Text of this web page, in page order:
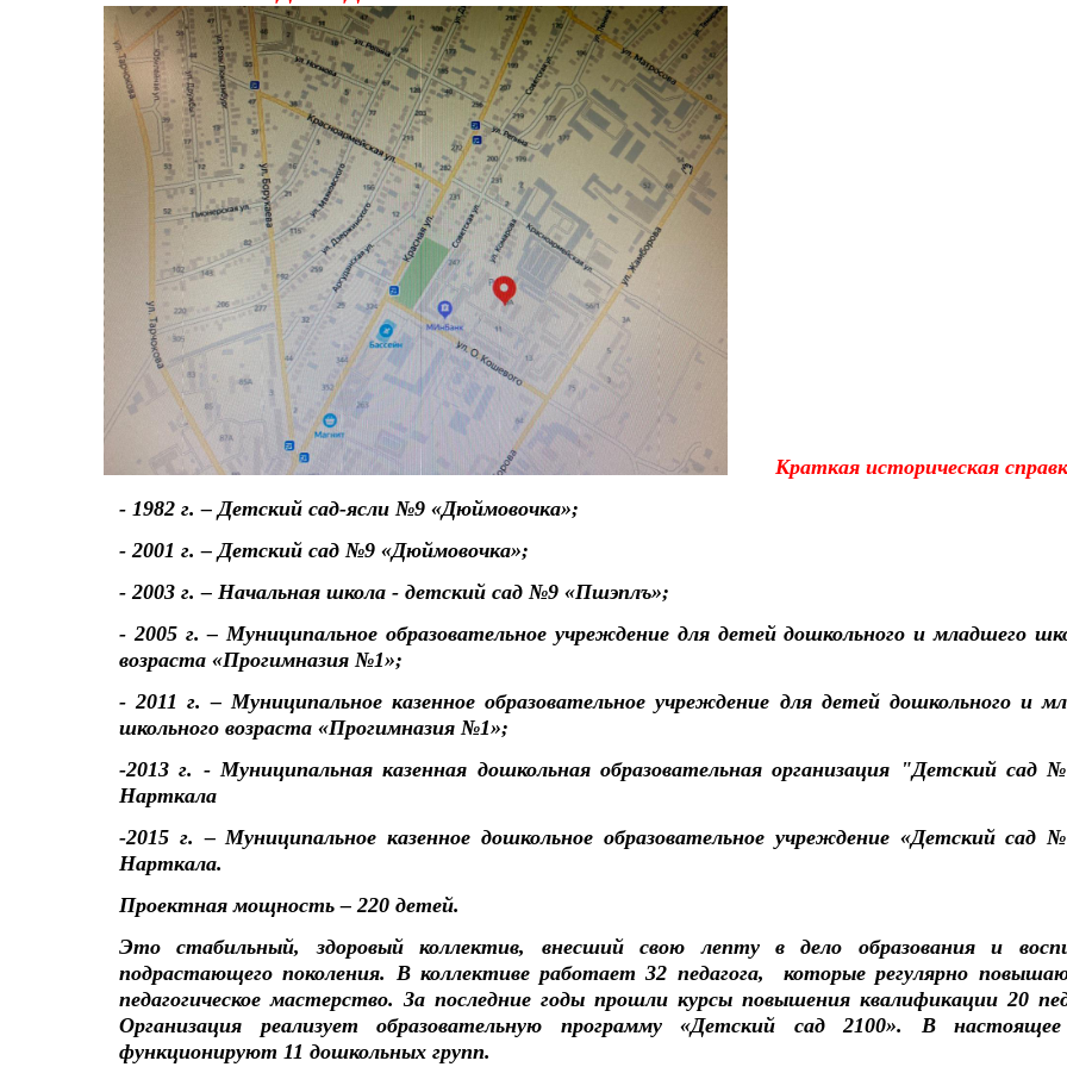
Краткая историческая
- 1982 г. – Детский сад-ясли №9 «Дюймовочка»;
- 2001 г. – Детский сад №9 «Дюймовочка»;
- 2003 г. – Начальная школа - детский сад №9 «Пшэплъ»;
- 2005 г. – Муниципальное образовательное учреждение для детей дошкольного и младшего
возраста «Прогимназия №1»;
- 2011 г. – Муниципальное казенное образовательное учреждение для детей дошкольного и
школьного возраста «Прогимназия №1»;
-2013 г. - Муниципальная казенная дошкольная образовательная организация "Детский сад
Нарткала
-2015 г. – Муниципальное казенное дошкольное образовательное учреждение «Детский сад
Нарткала.
Проектная мощность – 220 детей.
Это стабильный, здоровый коллектив, внесший свою лепту в дело образования и
подрастающего поколения. В коллективе работает 32 педагога, которые регулярно
педагогическое мастерство. За последние годы прошли курсы повышения квалификации 20
Организация реализует образовательную программу «Детский сад 2100». В
функционируют 11 дошкольных групп.